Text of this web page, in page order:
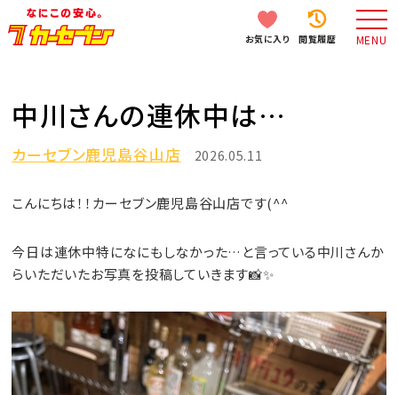
お気に入り 閲覧履歴 MENU
中川さんの連休中は…
カーセブン鹿児島谷山店 2026.05.11
こんにちは！！カーセブン鹿児島谷山店です(^^
今日は連休中特になにもしなかった…と言っている中川さんか
らいただいたお写真を投稿していきます📸✨